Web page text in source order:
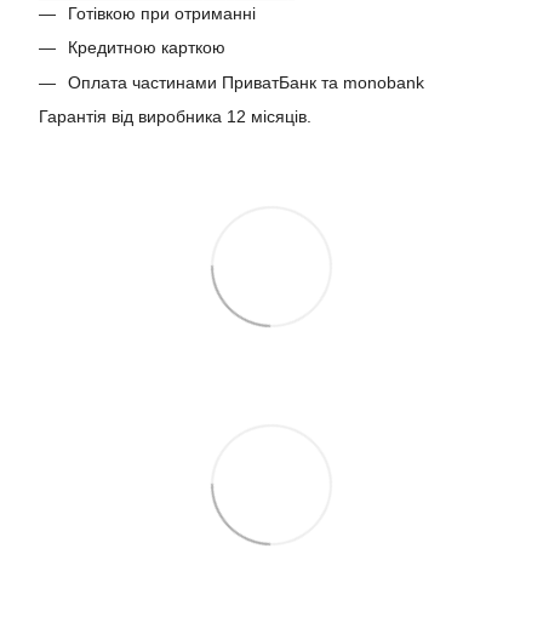
Готівкою при отриманні
Кредитною карткою
Оплата частинами ПриватБанк та monobank
Гарантія від виробника 12 місяців.